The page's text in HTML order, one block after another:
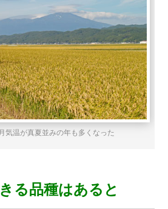
気温が真夏並みの年も多くなった
る品種はあると